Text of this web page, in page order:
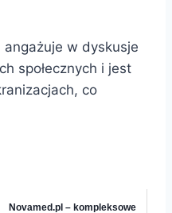
w dyskusje
społecznych i jest
co
Novamed.pl – kompleksowe